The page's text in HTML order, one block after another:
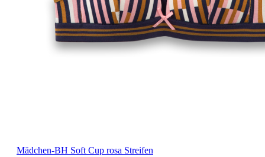
Mädchen-BH Soft Cup rosa Streifen